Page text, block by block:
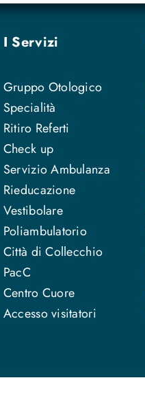
I Servizi
Gruppo Otologico
Specialità
Ritiro Referti
Check up
Servizio Ambulanza
Rieducazione
Vestibolare
Poliambulatorio
Città di Collecchio
PacC
Centro Cuore
Accesso visitatori